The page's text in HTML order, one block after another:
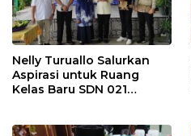
Nelly Turuallo Salurkan
Aspirasi untuk Ruang
Kelas Baru SDN 021